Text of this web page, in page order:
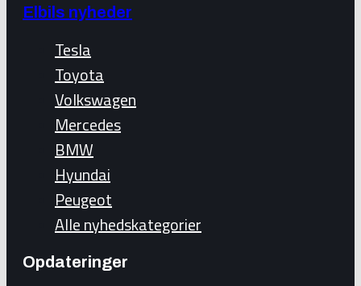
Elbils nyheder
Tesla
Toyota
Volkswagen
Mercedes
BMW
Hyundai
Peugeot
Alle nyhedskategorier
Opdateringer